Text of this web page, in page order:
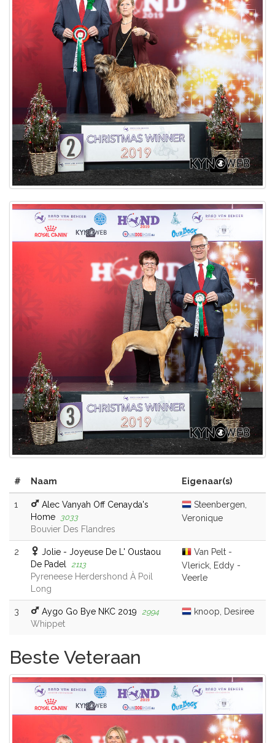
# Naam Eigenaar(s)
1
Alec Vanyah Off Cenayda's
Home
3033
Bouvier Des Flandres
Steenbergen,
Veronique
2
Jolie - Joyeuse De L' Oustaou
De Padel 2113
Pyreneese Herdershond À Poil
Long
Van Pelt -
Vlerick, Eddy -
Veerle
3 Aygo Go Bye NKC 2019 2994
Whippet
knoop, Desiree
Beste Veteraan